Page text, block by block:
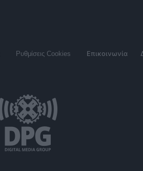
Ρυθμίσεις Cookies Επικοινωνία